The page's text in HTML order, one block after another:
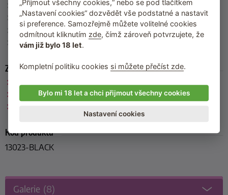
Rozměry: nastavitelná délka od 61 cm do 91,5 cm
Barva: černo-červená
Materiál : polyester, železo (neobsahuje nikl)
Výrobce: California Exotic Novelties (USA)
Zařazeno
California Exotic Novelties
Kód produktu
13023-BLACK
Galerie (8)
„Přijmout všechny cookies,“ nebo se pod tlačítkem
„Nastavení cookies“ dozvědět vše podstatné a nastavit
si preference. Samozřejmě můžete volitelné cookies
odmítnout kliknutím zde, čímž zároveň potvrzujete, že
vám již bylo 18 let.
Kompletní politiku cookies si můžete přečíst zde.
Bylo mi 18 let a chci přijmout všechny cookies
Nastavení cookies